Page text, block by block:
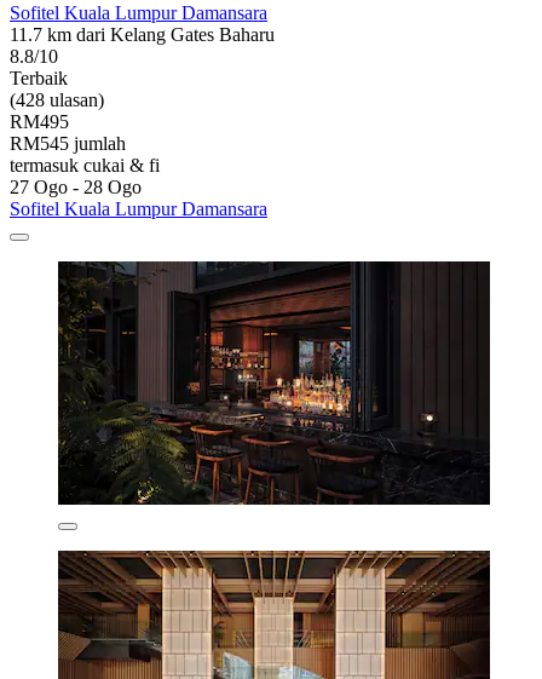
Sofitel Kuala Lumpur Damansara
11.7 km dari Kelang Gates Baharu
8.8/10
Terbaik
(428 ulasan)
RM495
RM545 jumlah
termasuk cukai & fi
27 Ogo - 28 Ogo
Sofitel Kuala Lumpur Damansara